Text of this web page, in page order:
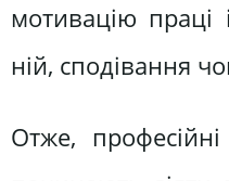
мотивацію праці
ній, сподівання
Отже,